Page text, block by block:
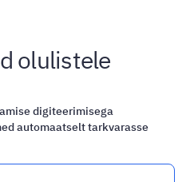
olulistele
digiteerimisega
automaatselt tarkvarasse